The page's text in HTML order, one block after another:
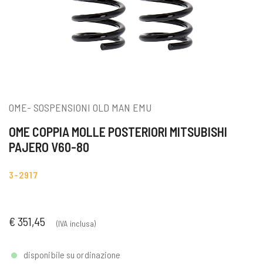
OME- SOSPENSIONI OLD MAN EMU
OME COPPIA MOLLE POSTERIORI MITSUBISHI
PAJERO V60-80
3-2917
€ 351,45 (IVA inclusa)
disponibile su ordinazione